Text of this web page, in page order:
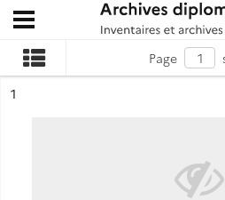
Archives diplomatiques
Ouvrir le menu déroulant
Page
n°
1